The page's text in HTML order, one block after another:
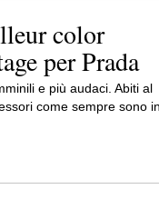
color
per Prada
e più audaci. Abiti al
come sempre sono